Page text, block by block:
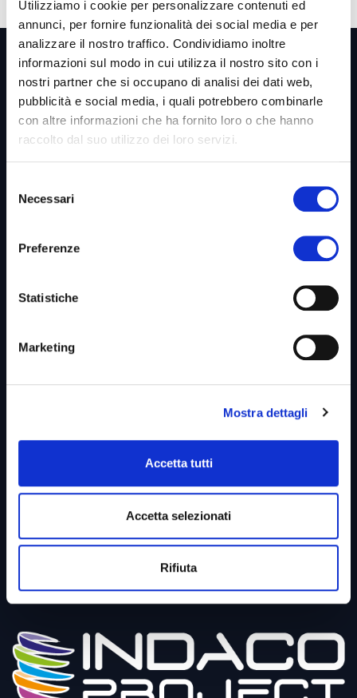
Utilizziamo i cookie per personalizzare contenuti ed
annunci, per fornire funzionalità dei social media e per
analizzare il nostro traffico. Condividiamo inoltre
informazioni sul modo in cui utilizza il nostro sito con i
nostri partner che si occupano di analisi dei dati web,
pubblicità e social media, i quali potrebbero combinarle
con altre informazioni che ha fornito loro o che hanno
raccolto dal suo utilizzo dei loro servizi.
delNecessari
Preferenze
Statistiche
Marketing
Mostra dettagli
Accetta tutti
Accetta selezionati
Rifiuta
Link utili &Business Unit
Home
Whistleblowing
Privacy Policy
SAFE
MES
Bilancio di Sostenibilità